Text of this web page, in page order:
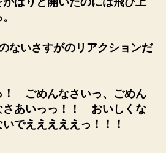
ないさすがのリアクションだ
！ ごめんなさいっ、ごめん
さあいっっ！！ おいしくな
いでえええええっ！！！